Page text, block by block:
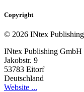
Copyright
© 2026 INtex
INtex Publishing
Jakobstr. 9
53783 Eitorf
Deutschland
Website ...